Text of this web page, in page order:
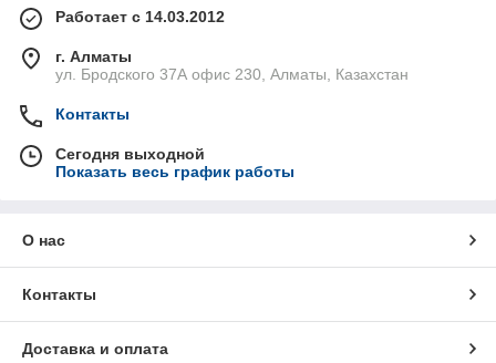
Работает с 14.03.2012
г. Алматы
ул. Бродского 37А офис 230, Алматы, Казахстан
Контакты
Сегодня выходной
Показать весь график работы
О нас
Контакты
Доставка и оплата